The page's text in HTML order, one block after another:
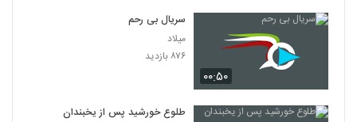
۰۰:۵۰
سریال بی رحم
میلاد
۸۷۶ بازدید
طلوع خورشید پس از یخبندان